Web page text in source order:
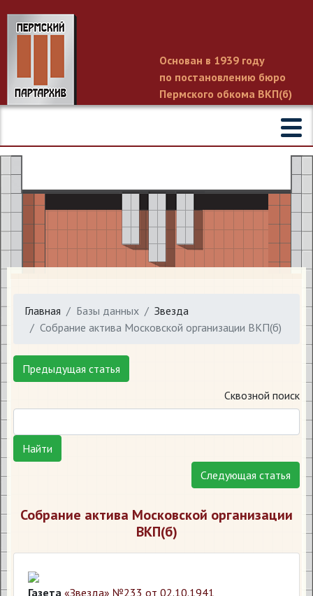
Основан в 1939 году
по постановлению бюро
Пермского обкома ВКП(б)
Главная Базы данных
Звезда
Собрание актива Московской организации ВКП(б)
Предыдущая статья
Сквозной поиск
Найти
Следующая статья
Собрание актива Московской организации
ВКП(б)
Газета «Звезда» №233 от 02.10.1941